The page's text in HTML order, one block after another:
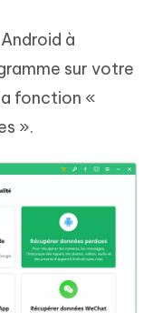
à
sur votre
fonction «
».